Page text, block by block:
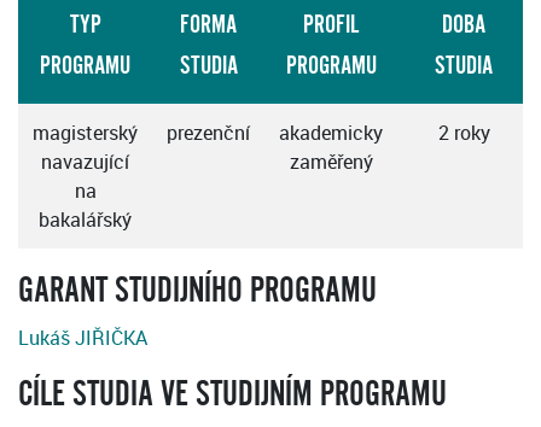
TYP
PROGRAMU
FORMA
STUDIA
PROFIL
PROGRAMU
DOBA
STUDIA
magisterský
navazující
na
bakalářský
prezenční
akademicky
zaměřený
2 roky
GARANT STUDIJNÍHO PROGRAMU
Lukáš JIŘIČKA
CÍLE STUDIA VE STUDIJNÍM PROGRAMU